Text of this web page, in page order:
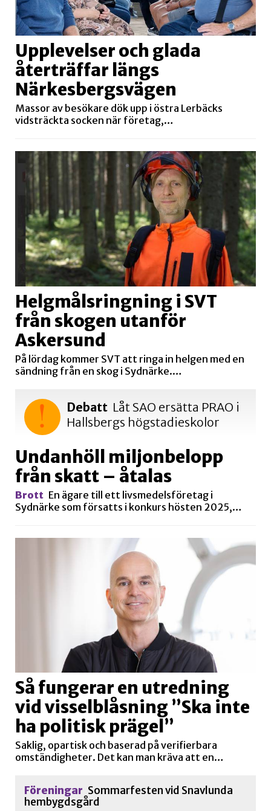
Upplevelser och glada
återträffar längs
Närkesbergsvägen
Massor av besökare dök upp i östra Lerbäcks
vidsträckta socken när företag,…
Helgmålsringning i SVT
från skogen utanför
Askersund
På lördag kommer SVT att ringa in helgen med en
sändning från en skog i Sydnärke.…
Debatt Låt SAO ersätta PRAO i
Hallsbergs högstadieskolor
Undanhöll miljonbelopp
från skatt – åtalas
Brott En ägare till ett livsmedelsföretag i
Sydnärke som försatts i konkurs hösten 2025,…
Så fungerar en utredning
vid visselblåsning ”Ska inte
ha politisk prägel”
Saklig, opartisk och baserad på verifierbara
omständigheter. Det kan man kräva att en…
Föreningar Sommarfesten vid Snavlunda
hembygdsgård